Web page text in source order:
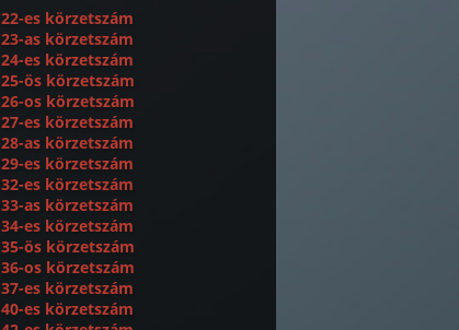
22-es körzetszám
23-as körzetszám
24-es körzetszám
25-ös körzetszám
26-os körzetszám
27-es körzetszám
28-as körzetszám
29-es körzetszám
32-es körzetszám
33-as körzetszám
34-es körzetszám
35-ös körzetszám
36-os körzetszám
37-es körzetszám
40-es körzetszám